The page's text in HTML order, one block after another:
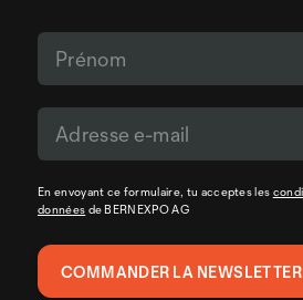
En envoyant ce formulaire, tu acceptes les
données de BERNEXPO AG